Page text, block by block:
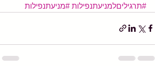
#תרגיליםלמניעתנפילות #מניעתנפילות